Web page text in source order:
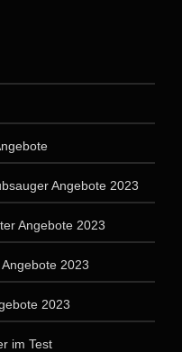
Angebote 2023
Angebote 2023
2023
2023
im Test